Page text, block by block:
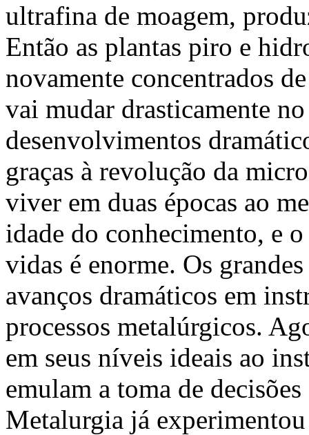
ultrafina de moagem,
Então as plantas piro e
novamente concentrados
vai mudar drasticamente
desenvolvimentos
graças à revolução da
viver em duas épocas ao
idade do conhecimento, e
vidas é enorme. Os
avanços dramáticos em
processos metalúrgicos.
em seus níveis ideais ao
emulam a toma de
Metalurgia já